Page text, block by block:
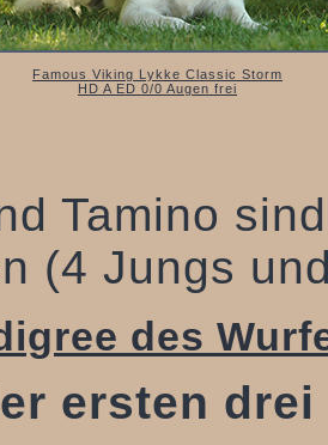
Famous Viking Lykke Classic Storm
HD A ED 0/0 Augen frei
Tamino
(4 Jungs
des
ersten drei